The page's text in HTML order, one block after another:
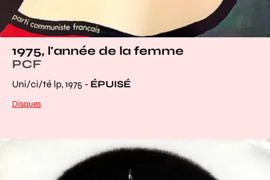
1975, l'année de la femme
PCF
Uni/ci/té lp, 1975 - ÉPUISÉ
Disques